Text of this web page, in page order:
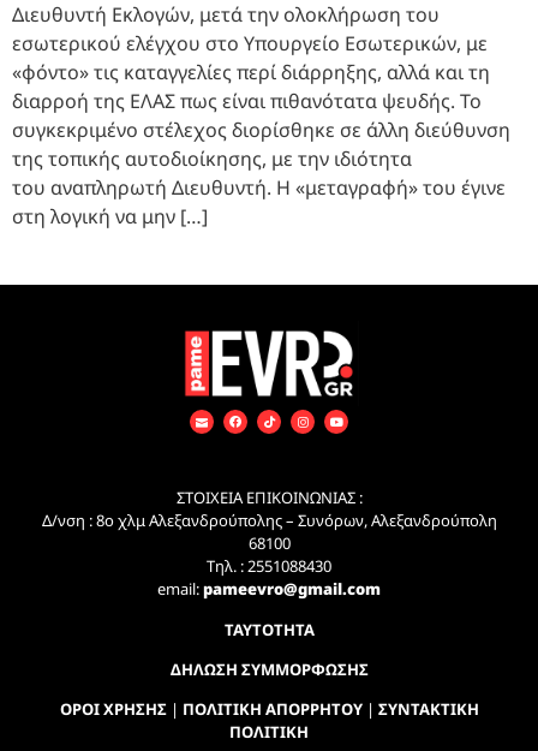
Διευθυντή Εκλογών, μετά την ολοκλήρωση του
εσωτερικού ελέγχου στο Υπουργείο Εσωτερικών, με
«φόντο» τις καταγγελίες περί διάρρηξης, αλλά και τη
διαρροή της ΕΛΑΣ πως είναι πιθανότατα ψευδής. Το
συγκεκριμένο στέλεχος διορίσθηκε σε άλλη διεύθυνση
της τοπικής αυτοδιοίκησης, με την ιδιότητα
του αναπληρωτή Διευθυντή. Η «μεταγραφή» του έγινε
στη λογική να μην […]
ΣΤΟΙΧΕΙΑ ΕΠΙΚΟΙΝΩΝΙΑΣ :
Δ/νση : 8ο χλμ Αλεξανδρούπολης – Συνόρων, Αλεξανδρούπολη
68100
Τηλ. : 2551088430
email:pameevro@gmail.com
ΤΑΥΤΟΤΗΤΑ
ΔΗΛΩΣΗ ΣΥΜΜΟΡΦΩΣΗΣ
ΟΡΟΙ ΧΡΗΣΗΣ| ΠΟΛΙΤΙΚΗ ΑΠΟΡΡΗΤΟΥ| ΣΥΝΤΑΚΤΙΚΗ
ΠΟΛΙΤΙΚΗ